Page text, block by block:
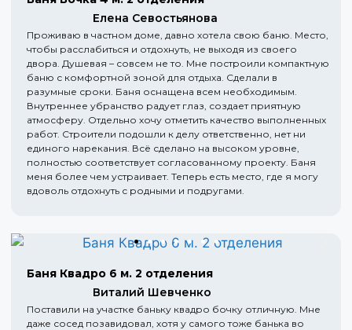
Елена Севостьянова
Проживаю в частном доме, давно хотела свою баню. Место,
чтобы расслабиться и отдохнуть, не выходя из своего
двора. Душевая – совсем не то. Мне построили компактную
баню с комфортной зоной для отдыха. Сделали в
разумные сроки. Баня оснащена всем необходимым.
Внутреннее убранство радует глаз, создает приятную
атмосферу. Отдельно хочу отметить качество выполненных
работ. Строители подошли к делу ответственно, нет ни
единого нарекания. Всё сделано на высоком уровне,
полностью соответствует согласованному проекту. Баня
меня более чем устраивает. Теперь есть место, где я могу
вдоволь отдохнуть с родными и подругами.
Баня Квадро 6 м. 2 отделения
Виталий Шевченко
Поставили на участке баньку квадро бочку отличную. Мне
даже сосед позавидовал, хотя у самого тоже банька во